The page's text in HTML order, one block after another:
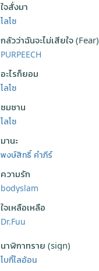
ใจสั่งมา
โลโซ
กลัวว่าฉันจะไม่เสียใจ (Fear)
PURPEECH
อะไรก็ยอม
โลโซ
ซมซาน
โลโซ
มานะ
พงษ์สิทธิ์ คำภีร์
ความรัก
bodyslam
ใจเหลือเหลือ
Dr.Fuu
นาฬิกาทราย (sign)
โบกี้ไลอ้อน